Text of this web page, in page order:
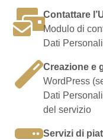
Contattare
Modulo di
Dati
Creazione e
WordPress
Dati
del servizio
Servizi di